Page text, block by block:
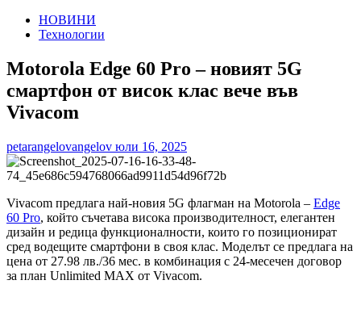
НОВИНИ
Технологии
Motorola Edge 60 Pro – новият 5G
смартфон от висок клас вече във
Vivacom
petarangelovangelov юли 16, 2025
Vivacom предлага най-новия 5G флагман на Motorola – Edge
60 Pro, който съчетава висока производителност, елегантен
дизайн и редица функционалности, които го позиционират
сред водещите смартфони в своя клас. Моделът се предлага на
цена от 27.98 лв./36 мес. в комбинация с 24-месечен договор
за план Unlimited МAX от Vivacom.